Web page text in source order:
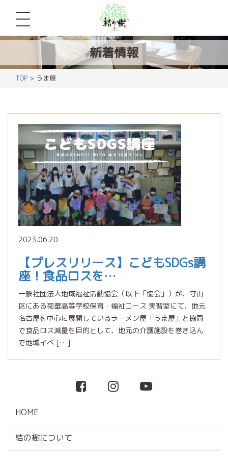
新着情報
TOP > うま屋
2023.06.20
【プレスリリース】こどもSDGs講
座！食品ロスを…
一般社団法人地域福祉活動協会（以下「協会」）が、守山
区にある菊華高等学校保育・福祉コース 実習室にて、地元
名古屋を中心に展開しているラーメン屋「うま屋」と協同
で食品ロス減量を目的として、地元の介護施設を巻き込ん
で地域イベ […]
HOME
結の樹について